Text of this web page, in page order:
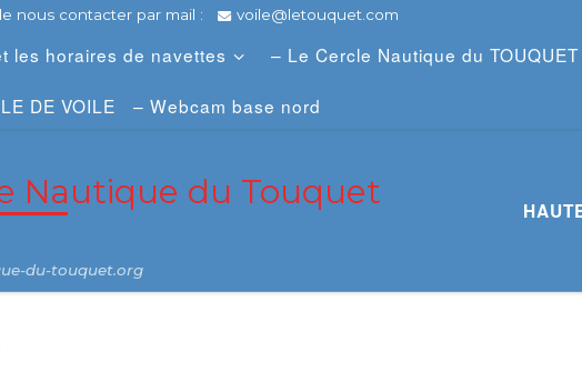
nous contacter par mail : voile@letouquet.com
les horaires de navettes – Le Cercle Nautique du TOUQUET
DE VOILE – Webcam base nord
Nautique du Touquet
du-touquet.org